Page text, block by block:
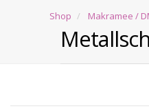
Shop Makramee /